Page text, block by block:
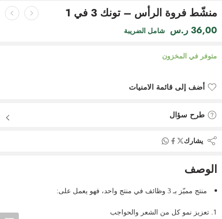
منشّط فروة الرأس – تونك 3 في 1
36,00 ر.س شامل الضريبة
متوفر في المخزون
أضف إلى قائمة الامنيات
طرح سؤال
يشارك
الوصف
منتج مميّز بـ 3 وظائف في منتج واحد، فهو يعمل على:
تعزيز نمو كل من الشعر والحواجب